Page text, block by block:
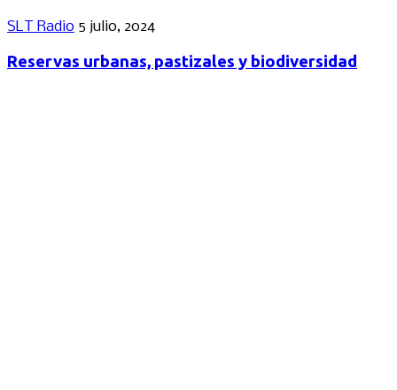
SLT Radio 5 julio, 2024
Reservas urbanas, pastizales y biodiversidad